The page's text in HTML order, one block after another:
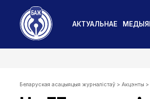
АКТУАЛЬНАЕ
Беларуская асацыяцыя журналістаў >Акцэнты >